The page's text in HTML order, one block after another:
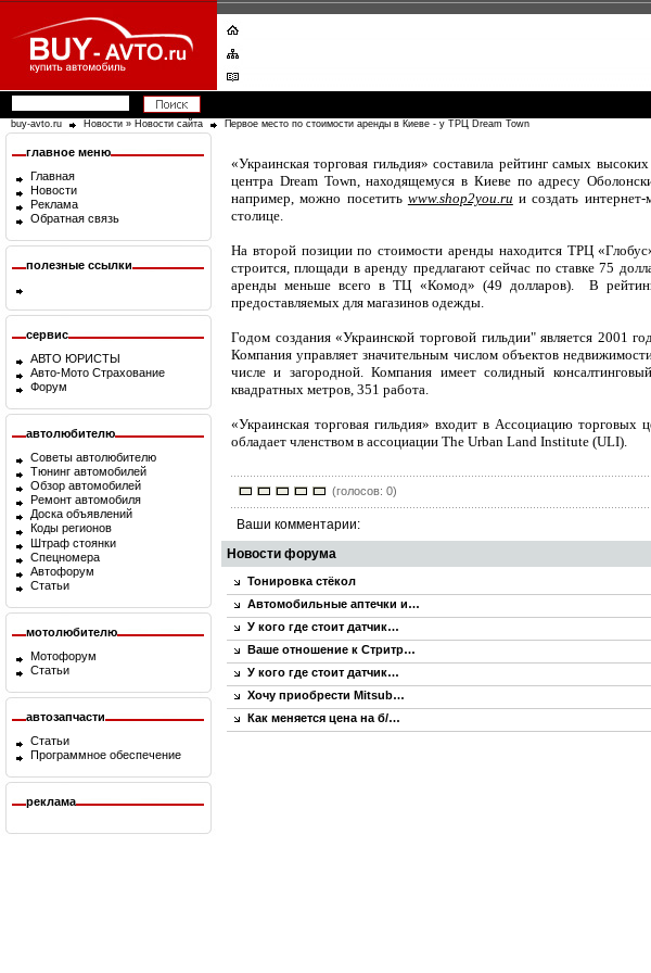
buy-avto.ru Новости » Новости сайта Первое место по стоимости аренды в Киеве - у ТРЦ Dream Town
главное меню
Главная
Новости
Реклама
Обратная связь
полезные ссылки
сервис
АВТО ЮРИСТЫ
Авто-Мото Страхование
Форум
автолюбителю
Советы автолюбителю
Тюнинг автомобилей
Обзор автомобилей
Ремонт автомобиля
Доска объявлений
Коды регионов
Штраф стоянки
Спецномера
Автофорум
Статьи
мотолюбителю
Мотофорум
Статьи
автозапчасти
Статьи
Программное обеспечение
реклама
«Украинская торговая гильдия» составила рейтинг самых
центра Dream Town, находящемуся в Киеве по адресу
например, можно посетить www.shop2you.ru и создать
столице.
На второй позиции по стоимости аренды находится ТРЦ
строится, площади в аренду предлагают сейчас по ставке 75
аренды меньше всего в ТЦ «Комод» (49 долларов). В
предоставляемых для магазинов одежды.
Годом создания «Украинской торговой гильдии" является 2001
Компания управляет значительным числом объектов
числе и загородной. Компания имеет солидный
квадратных метров, 351 работа.
«Украинская торговая гильдия» входит в Ассоциацию
обладает членством в ассоциации The Urban Land Institute (ULI).
(голосов: 0)
Ваши комментарии:
Новости форума
Тонировка стёкол
Автомобильные аптечки и…
У кого где стоит датчик…
Ваше отношение к Стритр…
У кого где стоит датчик…
Хочу приобрести Mitsub…
Как меняется цена на б/…